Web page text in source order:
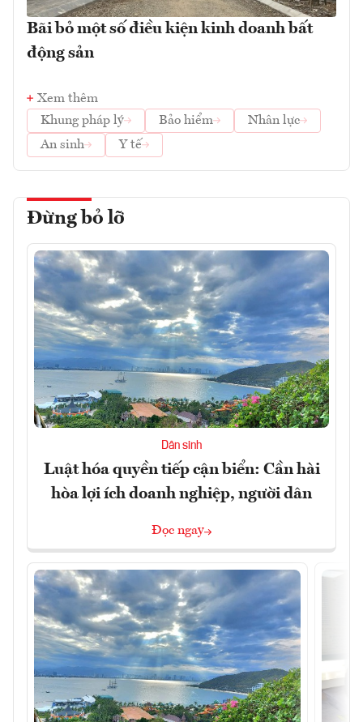
Bãi bỏ một số điều kiện kinh doanh bất
động sản
Xem thêm
Khung pháp lý
Bảo hiểm
Nhân lực
An sinh
Y tế
Đừng bỏ lỡ
Dân sinh
Luật hóa quyền tiếp cận biển: Cần hài
hòa lợi ích doanh nghiệp, người dân
Đọc ngay